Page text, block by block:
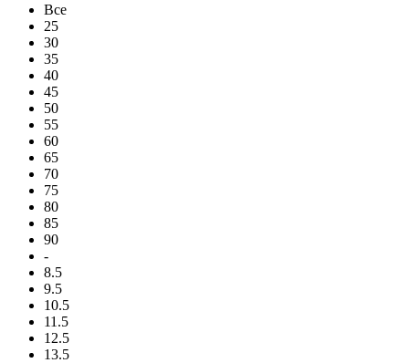
Все
25
30
35
40
45
50
55
60
65
70
75
80
85
90
-
8.5
9.5
10.5
11.5
12.5
13.5